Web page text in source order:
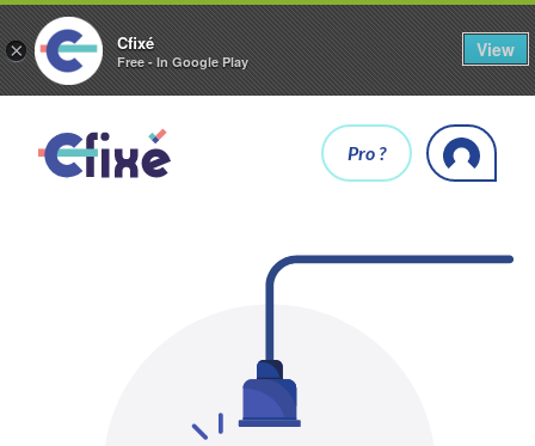
× Cfixé
Free - In Google Play
View
Pro ?